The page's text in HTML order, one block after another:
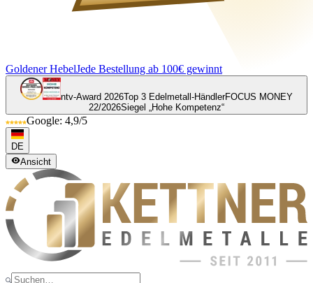
Goldener HebelJede Bestellung ab 100€ gewinnt
ntv-Award 2026Top 3 Edelmetall-HändlerFOCUS MONEY
22/2026Siegel „Hohe Kompetenz“
Google: 4,9/5
DE
Ansicht